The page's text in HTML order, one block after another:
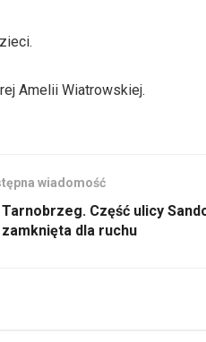
Amelii Wiatrowskiej.
wiadomość
Tarnobrzeg. Część ulicy
zamknięta dla ruchu